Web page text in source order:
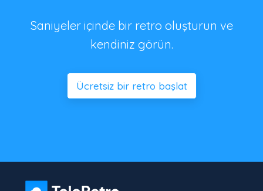
Saniyeler içinde bir retro oluşturun ve
kendiniz görün.
Ücretsiz bir retro başlat